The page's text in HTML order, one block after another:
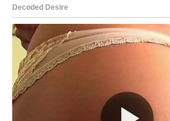
Škorpija ne traži savršenstvo.
dobije – može da voli do kraja.
4) Posao i novac: rast
intuiciju
U pozadini romanse, Škorpija dobija